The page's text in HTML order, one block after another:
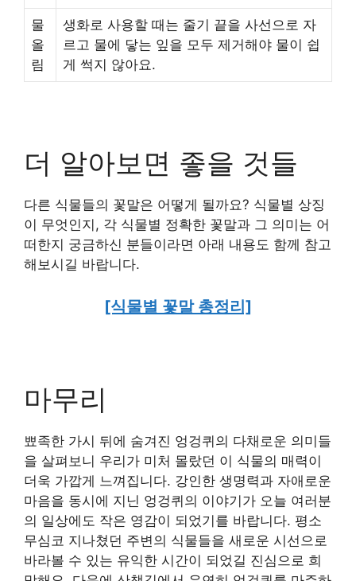
물
올
림
생화로 사용할 때는 줄기 끝을 사선으로 자
르고 물에 닿는 잎을 모두 제거해야 물이 쉽
게 썩지 않아요.
더 알아보면 좋을 것들
다른 식물들의 꽃말은 어떻게 될까요? 식물별 상징
이 무엇인지, 각 식물별 정확한 꽃말과 그 의미는 어
떠한지 궁금하신 분들이라면 아래 내용도 함께 참고
해보시길 바랍니다.
[식물별 꽃말 총정리]
마무리
뾰족한 가시 뒤에 숨겨진 엉겅퀴의 다채로운 의미들
을 살펴보니 우리가 미처 몰랐던 이 식물의 매력이
더욱 가깝게 느껴집니다. 강인한 생명력과 자애로운
마음을 동시에 지닌 엉겅퀴의 이야기가 오늘 여러분
의 일상에도 작은 영감이 되었기를 바랍니다. 평소
무심코 지나쳤던 주변의 식물들을 새로운 시선으로
바라볼 수 있는 유익한 시간이 되었길 진심으로 희